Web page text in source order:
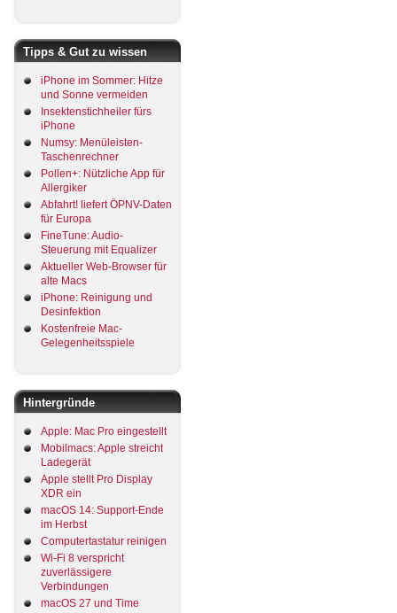
Tipps & Gut zu wissen
iPhone im Sommer: Hitze
und Sonne vermeiden
Insektenstichheiler fürs
iPhone
Numsy: Menüleisten-
Taschenrechner
Pollen+: Nützliche App für
Allergiker
Abfahrt! liefert ÖPNV-Daten
für Europa
FineTune: Audio-
Steuerung mit Equalizer
Aktueller Web-Browser für
alte Macs
iPhone: Reinigung und
Desinfektion
Kostenfreie Mac-
Gelegenheitsspiele
Hintergründe
Apple: Mac Pro eingestellt
Mobilmacs: Apple streicht
Ladegerät
Apple stellt Pro Display
XDR ein
macOS 14: Support-Ende
im Herbst
Computertastatur reinigen
Wi-Fi 8 verspricht
zuverlässigere
Verbindungen
macOS 27 und Time